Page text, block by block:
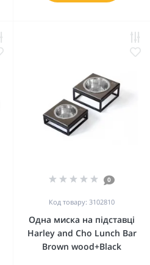
0
Код товару: 3102810
Одна миска на підставці
Harley and Cho Lunch Bar
Brown wood+Black